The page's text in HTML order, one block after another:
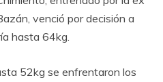
venció por decisión a
hasta 64kg.
52kg se enfrentaron los